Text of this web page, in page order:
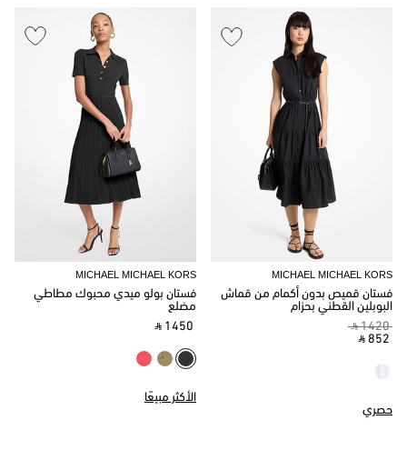
MICHAEL MICHAEL KORS
فستان قميص بدون أكمام من قماش
البوبلين القطني بحزام
‎ ⃁ 1420 ‎
‎ ⃁ 852 ‎
حصري
MICHAEL MICHAEL KORS
فستان بولو ميدي محبوك مطاطي
مضلع
‎ ⃁ 1450 ‎
الأكثر مبيعًا